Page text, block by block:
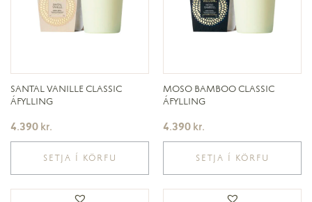
SANTAL VANILLE CLASSIC
ÁFYLLING
4.390 kr.
SETJA Í KÖRFU
MOSO BAMBOO CLASSIC
ÁFYLLING
4.390 kr.
SETJA Í KÖRFU